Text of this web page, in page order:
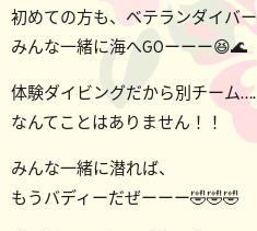
初めての方も、ベテランダイバー
みんな一緒に海へGOーーー😆🌊
体験ダイビングだから別チーム
なんてことはありません！！
みんな一緒に潜れば、
もうバディーだぜーーー🤣🤣🤣